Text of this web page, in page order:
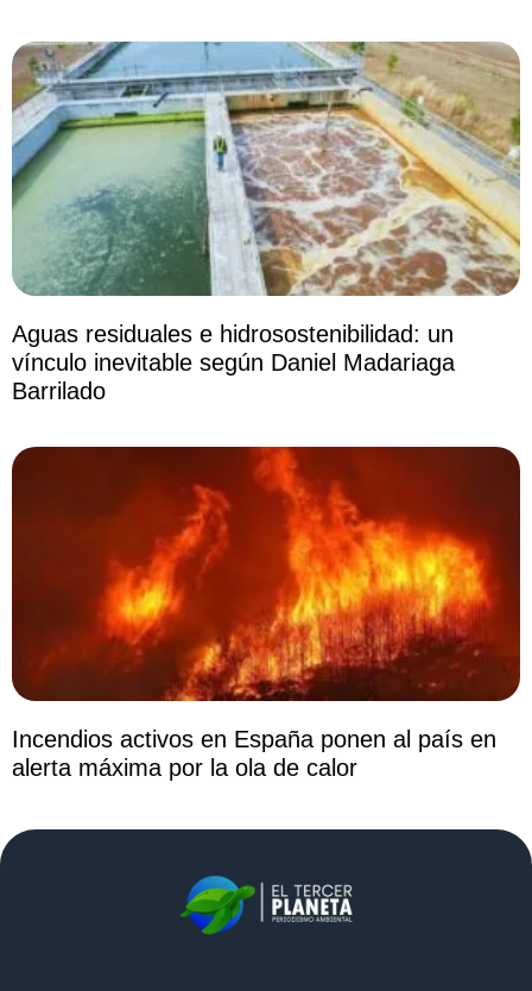
Aguas residuales e hidrosostenibilidad: un
vínculo inevitable según Daniel Madariaga
Barrilado
Incendios activos en España ponen al país en
alerta máxima por la ola de calor